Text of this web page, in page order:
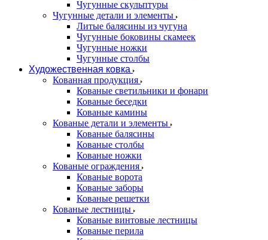
Чугунные скульптуры
Чугунные детали и элементы
Литые балясины из чугуна
Чугунные боковины скамеек
Чугунные ножки
Чугунные столбы
Художественная ковка
Кованная продукция
Кованые светильники и фонари
Кованые беседки
Кованые камины
Кованые детали и элементы
Кованые балясины
Кованые столбы
Кованые ножки
Кованые ограждения
Кованые ворота
Кованые заборы
Кованые решетки
Кованые лестницы
Кованые винтовые лестницы
Кованые перила